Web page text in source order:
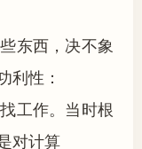
东西，决不象
利性：
工作。当时根
对计算